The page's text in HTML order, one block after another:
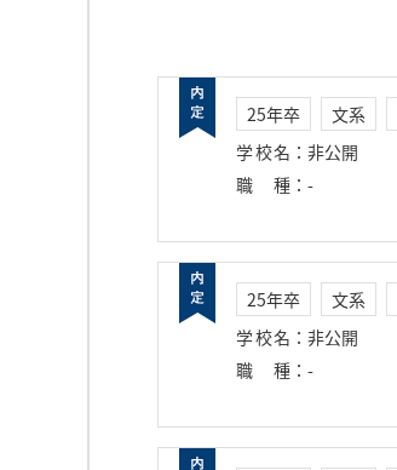
25年卒 文系
学校名 ： 非公開
職種 ： -
25年卒 文系
学校名 ： 非公開
職種 ： -